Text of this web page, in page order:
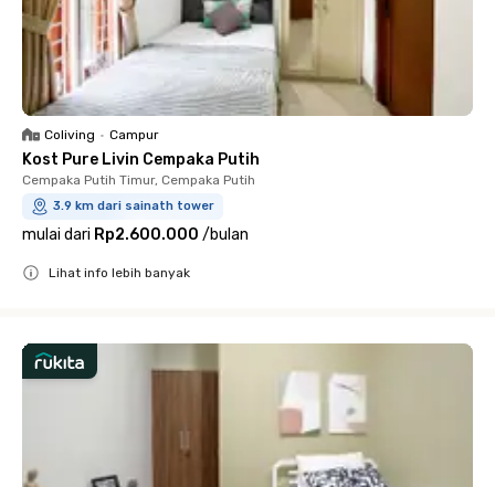
Coliving • Campur
Kost Pure Livin Cempaka Putih
Cempaka Putih Timur, Cempaka Putih
3.9 km dari sainath tower
mulai dari Rp2.600.000 /bulan
Lihat info lebih banyak